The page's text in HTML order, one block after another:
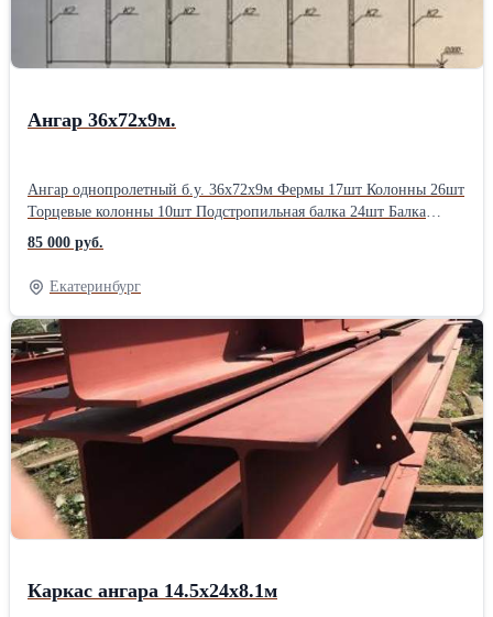
Ангар 36х72х9м.
Ангар однопролетный б.у. 36х72х9м Фермы 17шт Колонны 26шт
Торцевые колонны 10шт Подстропильная балка 24шт Балка
перекрытия 12шт Ветровые связи стены 8шт Ветровые связи
крыша 40шт Профнастил 2720м2 Общий вес: 155т Цена с
демонтажем и погрузкой на машины: 85500р\т с НДС, на сумму:
13252500р. Подробности по телефону. Организуем доставку
грузов попутным автомобильным транспортом в любом
направлении.Высота профиля: 9000 мм Ширина профиля: 36000
мм Длина: 72000 мм
85 000 руб.
Екатеринбург
Каркас ангара 14.5х24х8.1м